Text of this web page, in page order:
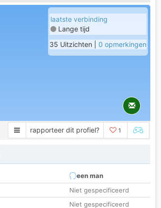
laatste verbinding
Lange tijd
35 Uitzichten | 0 opmerkingen
rapporteer dit profiel? 1
een man
Niet gespecificeerd
Niet gespecificeerd